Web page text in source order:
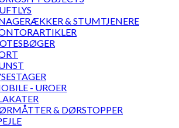
& STUMTJENERE
- UROER
& DØRSTOPPER